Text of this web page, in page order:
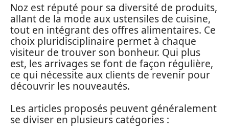
Noz est réputé pour sa diversité de produits,
allant de la mode aux ustensiles de cuisine,
tout en intégrant des offres alimentaires. Ce
choix pluridisciplinaire permet à chaque
visiteur de trouver son bonheur. Qui plus
est, les arrivages se font de façon régulière,
ce qui nécessite aux clients de revenir pour
découvrir les nouveautés.
Les articles proposés peuvent généralement
se diviser en plusieurs catégories :